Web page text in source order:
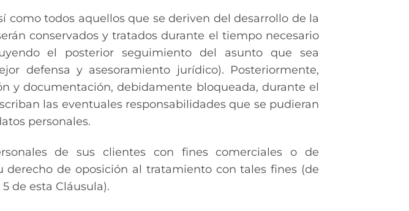
como todos aquellos que se deriven del desarrollo de la
conservados y tratados durante el tiempo necesario
el posterior seguimiento del asunto que sea
defensa y asesoramiento jurídico). Posteriormente,
y documentación, debidamente bloqueada, durante el
las eventuales responsabilidades que se pudieran
personales.
de sus clientes con fines comerciales o de
de oposición al tratamiento con tales fines (de
de esta Cláusula).